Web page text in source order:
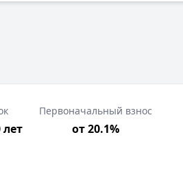
лет
Первоначальный взнос
от 20.1%